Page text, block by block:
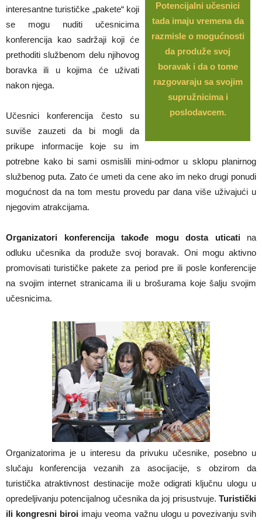
Potencijalni učesnici
tada imaju vremena da
razmisle o mogućnosti
da produže svoj
boravak i da o tome
razgovaraju sa svojim
supružnicima i
poslodavcem.
interesantne turističke „pakete“ koji
se mogu nuditi učesnicima
konferencija kao sadržaji koji će
prethoditi službenom delu njihovog
boravka ili u kojima će uživati
nakon njega.
Učesnici konferencija često su
suviše zauzeti da bi mogli da
prikupe informacije koje su im
potrebne kako bi sami osmislili mini-odmor u sklopu planirnog
službenog puta. Zato će umeti da cene ako im neko drugi ponudi
mogućnost da na tom mestu provedu par dana više uživajući u
njegovim atrakcijama.
Organizatori konferencija takođe mogu dosta uticatina
odluku učesnika da produže svoj boravak. Oni mogu aktivno
promovisati turističke pakete za period pre ili posle konferencije
na svojim internet stranicama ili u brošurama koje šalju svojim
učesnicima.
Organizatorima je u interesu da privuku učesnike, posebno u
slučaju konferencija vezanih za asocijacije, s obzirom da
turistička atraktivnost destinacije može odigrati ključnu ulogu u
opredeljivanju potencijalnog učesnika da joj prisustvuje. Turistički
ili kongresni biroi imaju veoma važnu ulogu u povezivanju svih